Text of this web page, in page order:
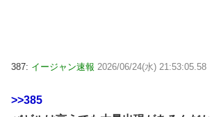
387: イージャン速報 2026/06/24(水) 21:53:05.58
>>385